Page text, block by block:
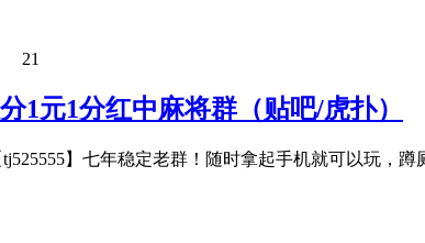
21
1元1分红中麻将群（贴吧/虎扑）
tj525555】七年稳定老群！随时拿起手机就可以玩，